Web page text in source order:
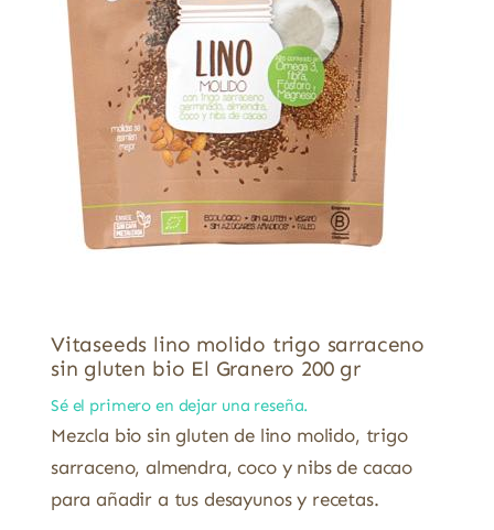
Vitaseeds lino molido trigo sarraceno
sin gluten bio El Granero 200 gr
Sé el primero en dejar una reseña.
Mezcla bio sin gluten de lino molido, trigo
sarraceno, almendra, coco y nibs de cacao
para añadir a tus desayunos y recetas.